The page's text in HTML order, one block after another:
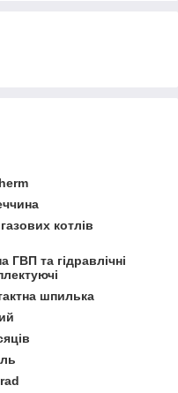
котлів
ГВП та гідравлічні
шпилька